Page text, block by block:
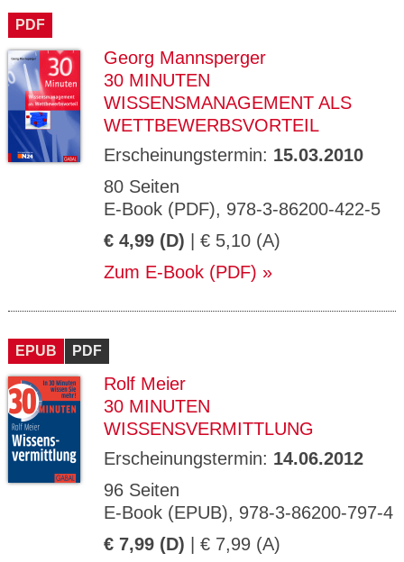
PDF
Georg Mannsperger
30 MINUTEN
WISSENSMANAGEMENT ALS
WETTBEWERBSVORTEIL
Erscheinungstermin: 15.03.2010
80 Seiten
E-Book (PDF), 978-3-86200-422-5
€ 4,99 (D) | € 5,10 (A)
Zum E-Book (PDF)
EPUB PDF
Rolf Meier
30 MINUTEN
WISSENSVERMITTLUNG
Erscheinungstermin: 14.06.2012
96 Seiten
E-Book (EPUB), 978-3-86200-797-4
€ 7,99 (D) | € 7,99 (A)